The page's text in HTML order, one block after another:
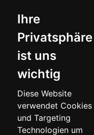
Ihre
Privatsphäre
ist uns
wichtig
Diese Website
verwendet Cookies
und Targeting
Technologien um